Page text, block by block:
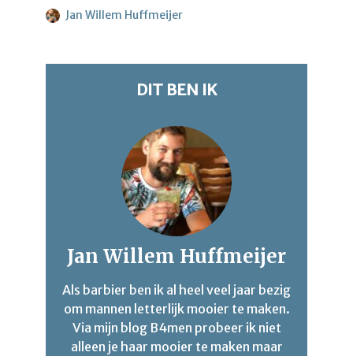
Jan Willem Huffmeijer
DIT BEN IK
Jan Willem Huffmeijer
Als barbier ben ik al heel veel jaar bezig
om mannen letterlijk mooier te maken.
Via mijn blog B4men probeer ik niet
alleen je haar mooier te maken maar